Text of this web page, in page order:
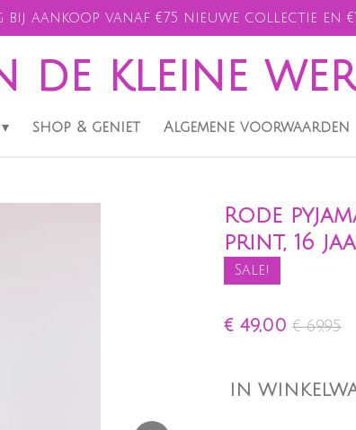
bij aankoop vanaf €75 nieuwe collectie en
de kleine
shop & geniet Algemene voorwaarden
Rode
print, 16
Sale!
€ 49,00 € 69,95
IN